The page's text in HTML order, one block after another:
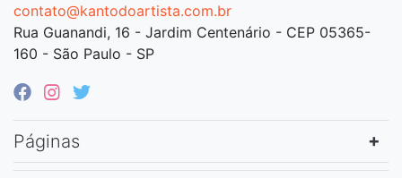
contato@kantodoartista.com.br
Rua Guanandi, 16 - Jardim Centenário - CEP 05365-
160 - São Paulo - SP
Páginas